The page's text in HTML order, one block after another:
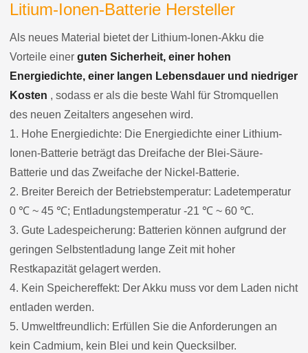
Litium-Ionen-Batterie Hersteller
Als neues Material bietet der Lithium-Ionen-Akku die
Vorteile einer guten Sicherheit, einer hohen
Energiedichte, einer langen Lebensdauer und niedriger
Kosten , sodass er als die beste Wahl für Stromquellen
des neuen Zeitalters angesehen wird.
1. Hohe Energiedichte: Die Energiedichte einer Lithium-
Ionen-Batterie beträgt das Dreifache der Blei-Säure-
Batterie und das Zweifache der Nickel-Batterie.
2. Breiter Bereich der Betriebstemperatur: Ladetemperatur
0 ℃ ~ 45 ℃; Entladungstemperatur -21 ℃ ~ 60 ℃.
3. Gute Ladespeicherung: Batterien können aufgrund der
geringen Selbstentladung lange Zeit mit hoher
Restkapazität gelagert werden.
4. Kein Speichereffekt: Der Akku muss vor dem Laden nicht
entladen werden.
5. Umweltfreundlich: Erfüllen Sie die Anforderungen an
kein Cadmium, kein Blei und kein Quecksilber.